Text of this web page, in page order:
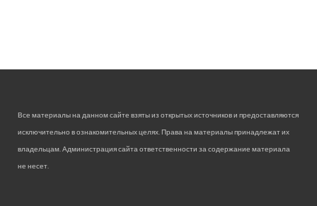
Все материалы на данном сайте взяты из открытых источников и предоставляются
исключительно в ознакомительных целях. Права на материалы принадлежат их
владельцам. Администрация сайта ответственности за содержание материала
не несет.